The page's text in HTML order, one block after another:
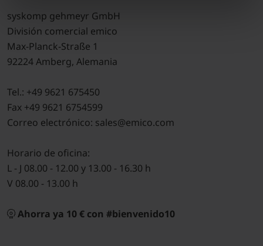
syskomp gehmeyr GmbH
División comercial emico
Max-Planck-Straße 1
92224 Amberg, Alemania
Tel.: +49 9621 675450
Fax +49 9621 6754599
Correo electrónico: sales@emico.com
Horario de oficina:
L - J 08.00 - 12.00 y 13.00 - 16.30 h
V 08.00 - 13.00 h
Ahorra ya 10 € con #bienvenido10